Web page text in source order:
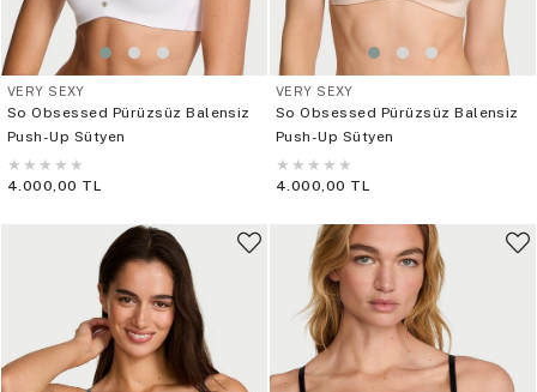
VERY SEXY
So Obsessed Pürüzsüz Balensiz
Push-Up Sütyen
★ ★ ★ ★ ★
4.000,00 TL
VERY SEXY
So Obsessed Pürüzsüz Balensiz
Push-Up Sütyen
★ ★ ★ ★ ★
4.000,00 TL